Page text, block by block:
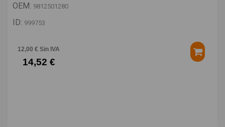
OEM: 9812501280
ID: 999753
12,00 € Sin IVA
14,52 €